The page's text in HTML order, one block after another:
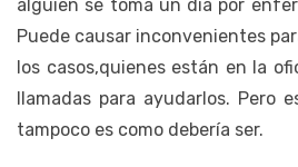
alguien se toma un día por
Puede causar inconvenientes
los casos,quienes están en la
llamadas para ayudarlos. Pero
tampoco es como debería ser.